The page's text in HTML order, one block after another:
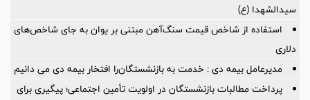
سیدالشهدا (ع)
استفاده از شاخص قیمت سنگ‌آهن مبتنی بر یوان به جای شاخص‌های
دلاری
مدیرعامل بیمه دی : خدمت به بازنشستگان‌را افتخار بیمه دی می دانیم
پرداخت مطالبات بازنشستگان در اولویت تأمین اجتماعی؛ پیگیری برای